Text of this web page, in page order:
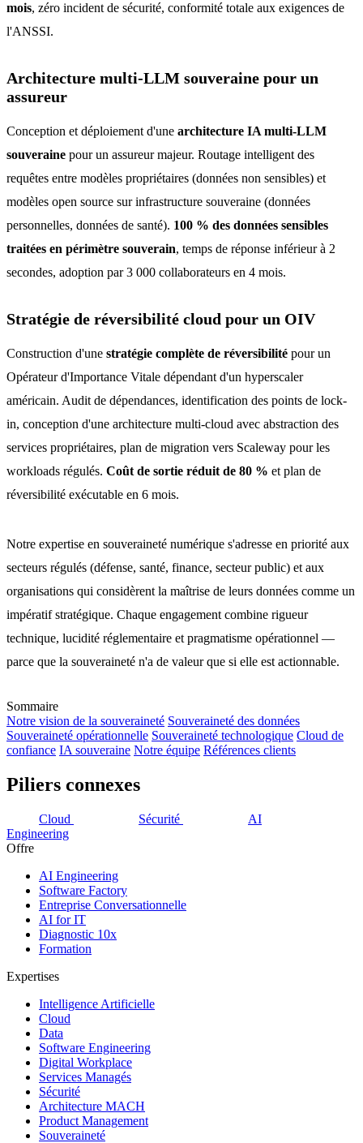
mois, zéro incident de sécurité, conformité totale aux exigences de
l'ANSSI.
Architecture multi-LLM souveraine pour un
assureur
Conception et déploiement d'une architecture IA multi-LLM
souveraine pour un assureur majeur. Routage intelligent des
requêtes entre modèles propriétaires (données non sensibles) et
modèles open source sur infrastructure souveraine (données
personnelles, données de santé). 100 % des données sensibles
traitées en périmètre souverain, temps de réponse inférieur à 2
secondes, adoption par 3 000 collaborateurs en 4 mois.
Stratégie de réversibilité cloud pour un OIV
Construction d'une stratégie complète de réversibilité pour un
Opérateur d'Importance Vitale dépendant d'un hyperscaler
américain. Audit de dépendances, identification des points de lock-
in, conception d'une architecture multi-cloud avec abstraction des
services propriétaires, plan de migration vers Scaleway pour les
workloads régulés. Coût de sortie réduit de 80 % et plan de
réversibilité exécutable en 6 mois.
Notre expertise en souveraineté numérique s'adresse en priorité aux
secteurs régulés (défense, santé, finance, secteur public) et aux
organisations qui considèrent la maîtrise de leurs données comme un
impératif stratégique. Chaque engagement combine rigueur
technique, lucidité réglementaire et pragmatisme opérationnel —
parce que la souveraineté n'a de valeur que si elle est actionnable.
Sommaire
Notre vision de la souveraineté Souveraineté des données
Souveraineté opérationnelle Souveraineté technologique Cloud de
confiance IA souveraine Notre équipe Références clients
Piliers connexes
Cloud Sécurité
AI
Engineering
Offre
AI Engineering
Software Factory
Entreprise Conversationnelle
AI for IT
Diagnostic 10x
Formation
Expertises
Intelligence Artificielle
Cloud
Data
Software Engineering
Digital Workplace
Services Managés
Sécurité
Architecture MACH
Product Management
Souveraineté